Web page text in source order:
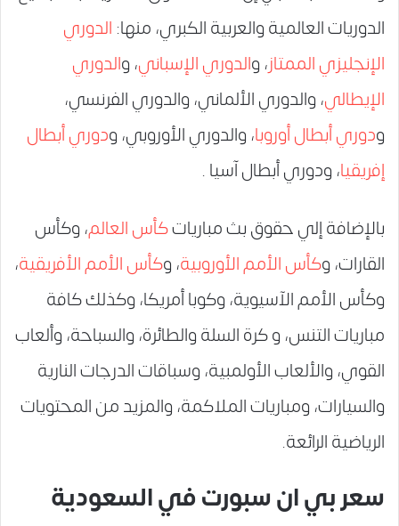
الدوريات العالمية والعربية الكبري، منها: الدوري
الإنجليزي الممتاز، والدوري الإسباني، والدوري
الإيطالي، والدوري الألماني، والدوري الفرنسي،
ودوري أبطال أوروبا، والدوري الأوروبي، ودوري أبطال
إفريقيا، ودوري أبطال آسيا .
بالإضافة إلي حقوق بث مبارياتكأس العالم، وكأس
القارات، وكأس الأمم الأوروبية، وكأس الأمم الأفريقية،
وكأس الأمم الآسيوية، وكوبا أمريكا، وكذلك كافة
مباريات التنس، و كرة السلة والطائرة، والسباحة، وألعاب
القوي، والألعاب الأولمبية، وسباقات الدرجات النارية
والسيارات، ومباريات الملاكمة، والمزيد من المحتويات
الرياضية الرائعة.
سعر بي ان سبورت في السعودية